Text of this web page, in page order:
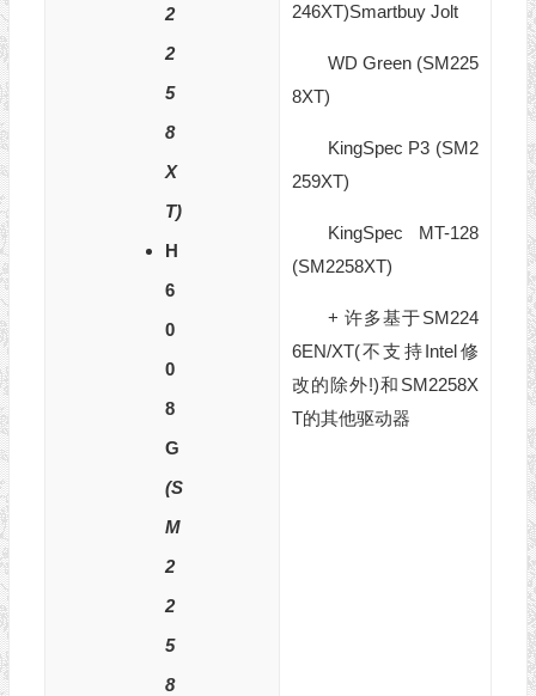
2
2
5
8
X
T)
H
6
0
0
8
G
(S
M
2
2
5
8
246XT)Smartbuy Jolt
WD Green (SM225
8XT)
KingSpec P3 (SM2
259XT)
KingSpec MT-128
(SM2258XT)
+ 许多基于SM224
6EN/XT(不支持Intel修
改的除外!)和SM2258X
T的其他驱动器